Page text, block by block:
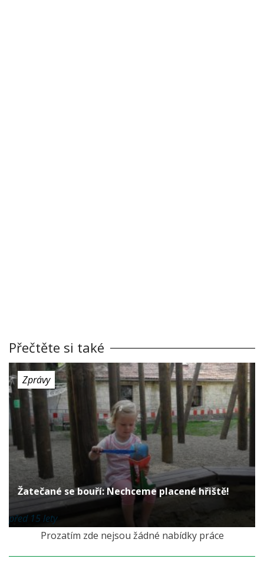
Přečtěte si také
Zprávy
Žatečané se bouří: Nechceme placené hřiště!
před 15 lety
Prozatím zde nejsou žádné nabídky práce